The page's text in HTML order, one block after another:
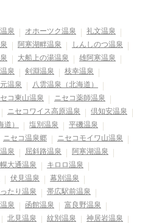
泉 オホーツク温泉
礼文温泉
阿寒湖畔温泉
しんしのつ温泉
大船上の湯温泉
雄阿寒温泉
泉 剣淵温泉
枝幸温泉
温泉
八雲温泉（北海道）
コ東山温泉
ニセコ薬師温泉
ニセコワイス高原温泉
倶知安温泉
） 塩別温泉
平磯温泉
ニセコ温泉郷
ニセコモイワ山温泉
泉 屈斜路温泉
阿寒湖温泉
大通温泉
キロロ温泉
伏見温泉
幕別温泉
ったり温泉
帯広駅前温泉
泉 函館温泉
富良野温泉
北見温泉 紋別温泉
神居岩温泉